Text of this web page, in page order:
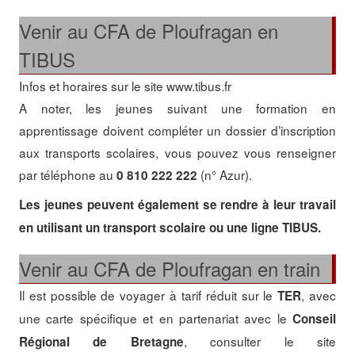
Venir au CFA de Ploufragan en
TIBUS
Infos et horaires sur le site www.tibus.fr
A noter, les jeunes suivant une formation en
apprentissage doivent compléter un dossier d’inscription
aux transports scolaires, vous pouvez vous renseigner
par téléphone au 0 810 222 222 (n° Azur).
Les jeunes peuvent également se rendre à leur travail
en utilisant un transport scolaire ou une ligne TIBUS.
Venir au CFA de Ploufragan en train
Il est possible de voyager à tarif réduit sur leTER, avec
une carte spécifique et en partenariat avec leConseil
Régional de Bretagne, consulter le site